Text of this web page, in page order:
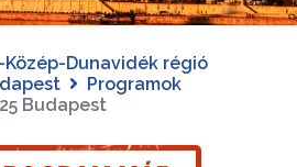
Dunavidék régió
Programok
Budapest